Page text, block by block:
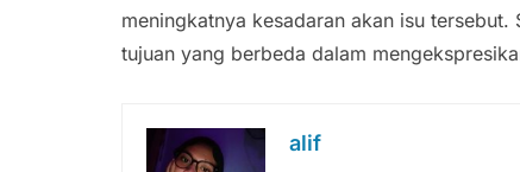
meningkatnya kesadaran akan isu
tujuan yang berbeda dalam
alif